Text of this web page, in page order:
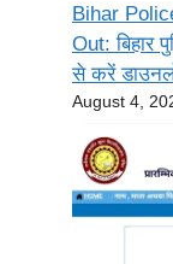
Bihar
Out: बिहार
से करें
August 4,